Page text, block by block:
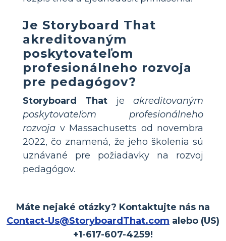
Je Storyboard That
akreditovaným
poskytovateľom
profesionálneho rozvoja
pre pedagógov?
Storyboard That jeakreditovaným
poskytovateľom profesionálneho
rozvoja v Massachusetts od novembra
2022, čo znamená, že jeho školenia sú
uznávané pre požiadavky na rozvoj
pedagógov.
Máte nejaké otázky? Kontaktujte nás na
Contact-Us@StoryboardThat.com alebo (US)
+1-617-607-4259!